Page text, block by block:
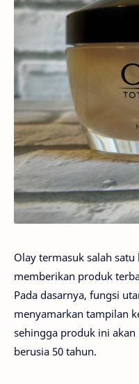
Olay termasuk salah
memberikan produk
Pada dasarnya, fungsi
menyamarkan tampilan
sehingga produk ini
berusia 50 tahun.